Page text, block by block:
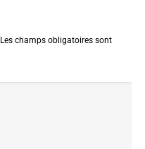
Les champs obligatoires sont